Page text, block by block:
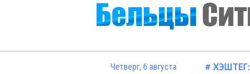
Четверг, 6 августа # ХЭШТЕГ: